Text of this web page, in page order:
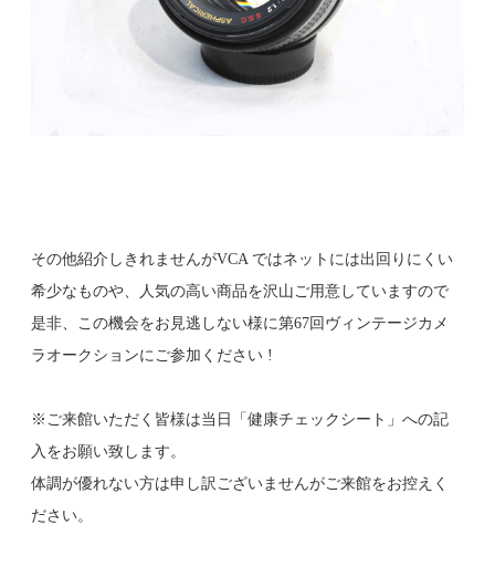
その他紹介しきれませんがVCA ではネットには出回りにくい
希少なものや、人気の高い商品を沢山ご用意していますので
是非、この機会をお見逃しない様に第67回ヴィンテージカメ
ラオークションにご参加ください !
※ご来館いただく皆様は当日「健康チェックシート」への記
入をお願い致します。
体調が優れない方は申し訳ございませんがご来館をお控えく
ださい。